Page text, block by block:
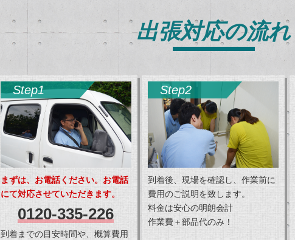
出張対応の流れ
Step1
まずは、お電話ください。お電話
にて対応させていただきます。
0120-335-226
到着までの目安時間や、概算費用
Step2
到着後、現場を確認し、作業前に
費用のご説明を致します。
料金は安心の明朗会計
作業費＋部品代のみ！